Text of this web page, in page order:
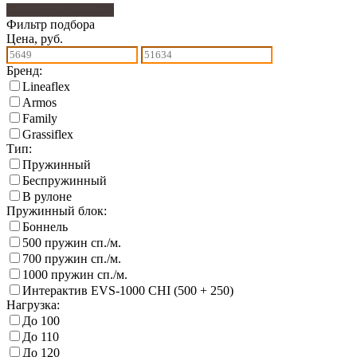
Фильтр подбора
Цена, руб.
Бренд:
Lineaflex
Armos
Family
Grassiflex
Тип:
Пружинный
Беспружинный
В рулоне
Пружинный блок:
Боннель
500 пружин сп./м.
700 пружин сп./м.
1000 пружин сп./м.
Интерактив EVS-1000 CHI (500 + 250)
Нагрузка:
До 100
До 110
До 120